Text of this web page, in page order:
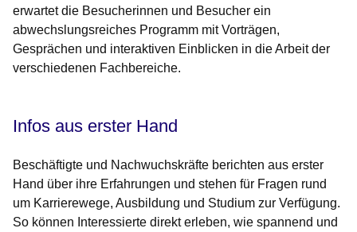
erwartet die Besucherinnen und Besucher ein
abwechslungsreiches Programm mit Vorträgen,
Gesprächen und interaktiven Einblicken in die Arbeit der
verschiedenen Fachbereiche.
Infos aus erster Hand
Beschäftigte und Nachwuchskräfte berichten aus erster
Hand über ihre Erfahrungen und stehen für Fragen rund
um Karrierewege, Ausbildung und Studium zur Verfügung.
So können Interessierte direkt erleben, wie spannend und